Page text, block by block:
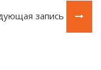
запись